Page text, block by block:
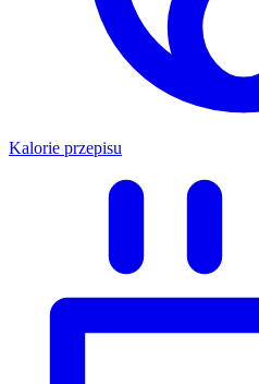
Kalorie przepisu